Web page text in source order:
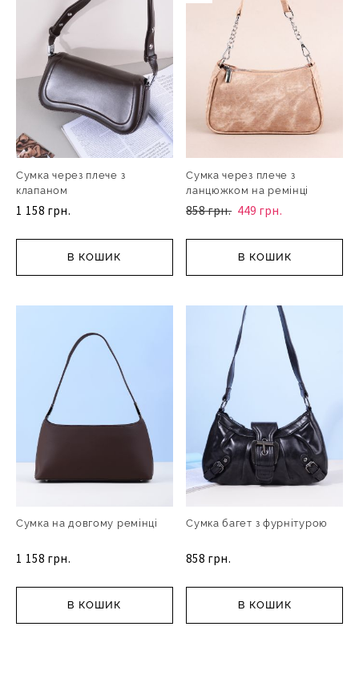
Сумка через плече з
клапаном
1 158 грн.
В КОШИК
Сумка через плече з
ланцюжком на ремінці
858 грн. 449 грн.
В КОШИК
Сумка на довгому ремінці
1 158 грн.
В КОШИК
Сумка багет з фурнітурою
858 грн.
В КОШИК